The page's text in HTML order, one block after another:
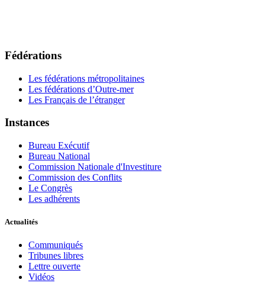
Fédérations
Les fédérations métropolitaines
Les fédérations d’Outre-mer
Les Français de l’étranger
Instances
Bureau Exécutif
Bureau National
Commission Nationale d'Investiture
Commission des Conflits
Le Congrès
Les adhérents
Actualités
Communiqués
Tribunes libres
Lettre ouverte
Vidéos